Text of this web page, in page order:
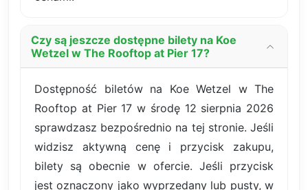
Czy są jeszcze dostępne bilety na Koe
Wetzel w The Rooftop at Pier 17?
Dostępność biletów na Koe Wetzel w The
Rooftop at Pier 17 w środę 12 sierpnia 2026
sprawdzasz bezpośrednio na tej stronie. Jeśli
widzisz aktywną cenę i przycisk zakupu,
bilety są obecnie w ofercie. Jeśli przycisk
jest oznaczony jako wyprzedany lub pusty, w